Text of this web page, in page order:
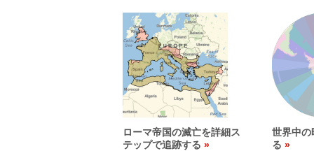
ローマ帝国の滅亡を詳細ス
テップで追跡する
世界中の
る